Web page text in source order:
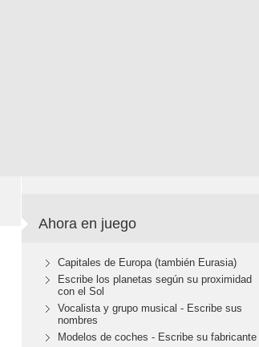
Ahora en juego
Capitales de Europa (también Eurasia)
Escribe los planetas según su proximidad
con el Sol
Vocalista y grupo musical - Escribe sus
nombres
Modelos de coches - Escribe su fabricante